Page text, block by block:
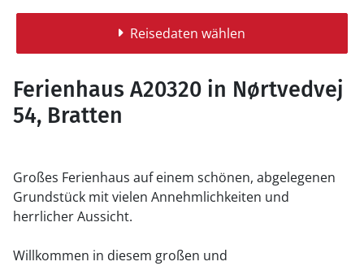
Reisedaten wählen
Ferienhaus A20320 in Nørtvedvej
54, Bratten
Großes Ferienhaus auf einem schönen, abgelegenen
Grundstück mit vielen Annehmlichkeiten und
herrlicher Aussicht.
Willkommen in diesem großen und